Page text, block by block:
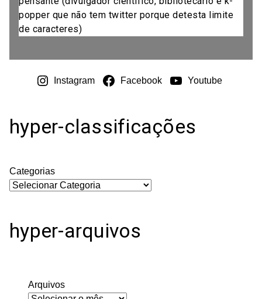
popper que não tem twitter porque detesta limite
de caracteres)
Instagram Facebook Youtube
hyper-classificações
Categorias
hyper-arquivos
Arquivos